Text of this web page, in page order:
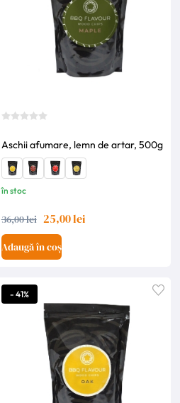
Aschii afumare, lemn de artar, 500g
în stoc
36,00 lei 25,00 lei
Adaugă în coș
- 41%